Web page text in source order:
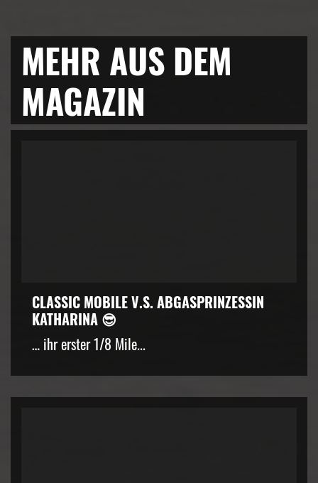
MEHR AUS DEM
MAGAZIN
CLASSIC MOBILE V.S. ABGASPRINZESSIN
KATHARINA 😎
… ihr erster 1/8 Mile...